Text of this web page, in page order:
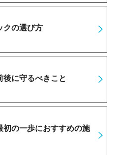
クの選び方
後に守るべきこと
初の一歩におすすめの施